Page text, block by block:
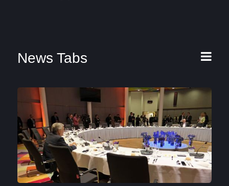
News Tabs